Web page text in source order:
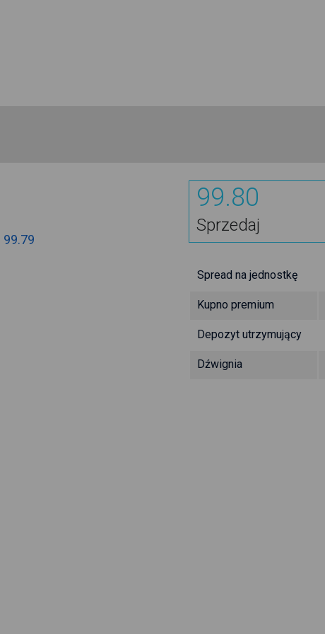
99.79
99.80
Sprzedaj
Spread na jednostkę
Kupno premium
Depozyt utrzymujący
Dźwignia